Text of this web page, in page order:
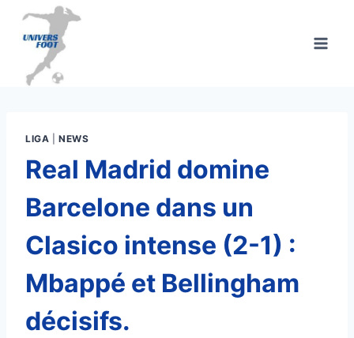
Aller
contenu
LIGA |NEWS
Real Madrid domine
Barcelone dans un
Clasico intense (2-1) :
Mbappé et Bellingham
décisifs.